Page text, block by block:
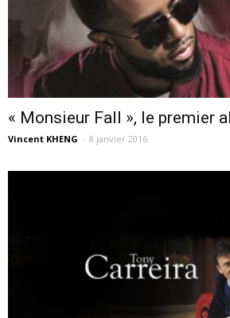
« Monsieur Fall », le premier
Vincent KHENG - 8 janvier 2016